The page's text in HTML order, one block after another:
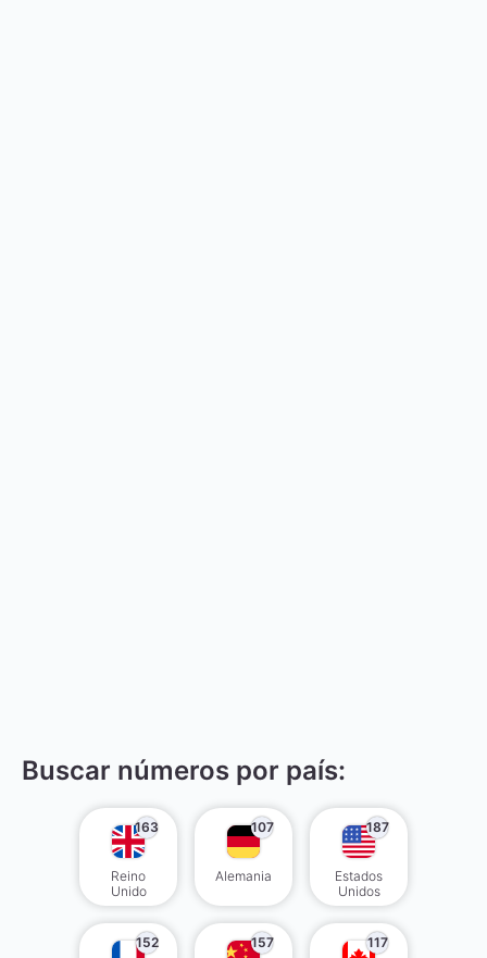
Buscar números por país:
163
Reino
Unido
107
Alemania
187
Estados
Unidos
152 157 117